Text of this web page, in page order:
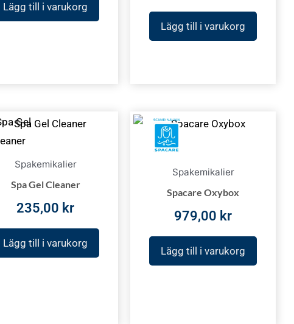
Lägg till i varukorg
Lägg till i varukorg
Spakemikalier
Spa Gel Cleaner
235,00 kr
Lägg till i varukorg
Spakemikalier
Spacare Oxybox
979,00 kr
Lägg till i varukorg